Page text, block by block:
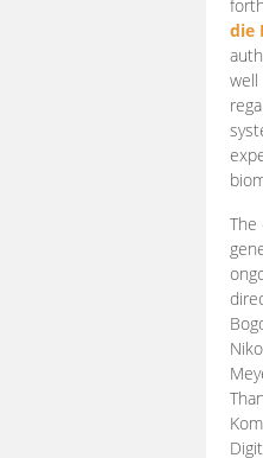
die
well
The